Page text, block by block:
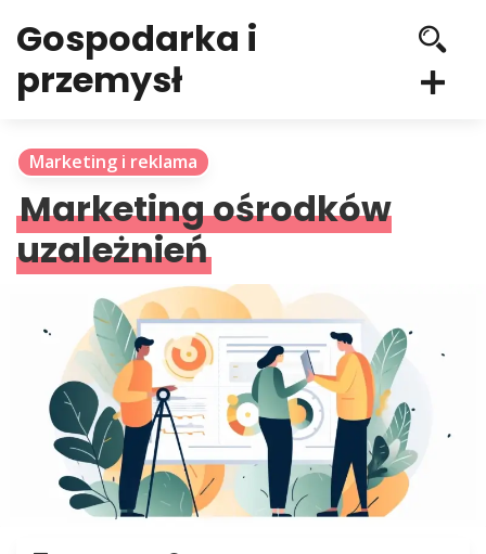
Gospodarka i
przemysł
Marketing i reklama
Marketing ośrodków
uzależnień